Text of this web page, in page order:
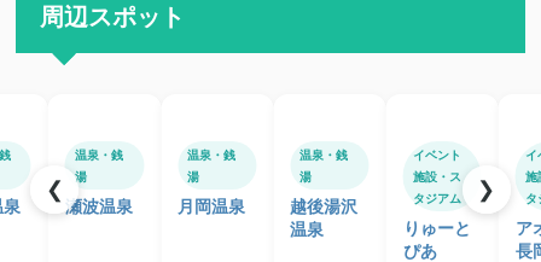
周辺スポット
温泉・銭
湯
瀬波温泉
温泉・銭
湯
月岡温泉
温泉・銭
湯
越後湯沢
温泉
イベント
施設・ス
タジアム
りゅーと
ぴあ
イ
施
タ
ア
長
❮ ❯